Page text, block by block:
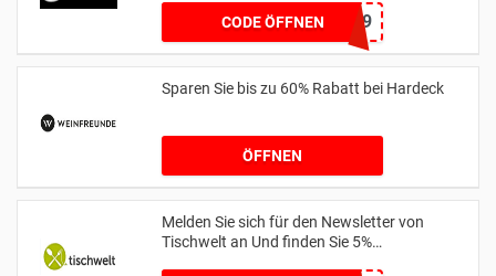
CODE ÖFFNENBK5W619
Sparen Sie bis zu 60% Rabatt bei Hardeck
ÖFFNEN
Melden Sie sich für den Newsletter von
Tischwelt an Und finden Sie 5%